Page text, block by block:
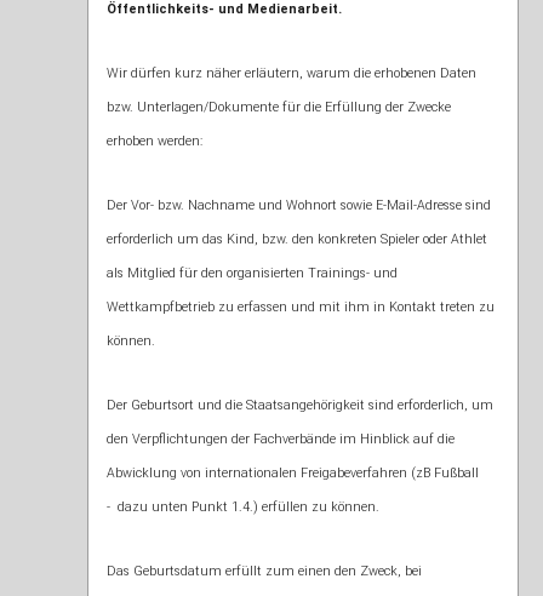
Öffentlichkeits- und Medienarbeit.
Wir dürfen kurz näher erläutern, warum die erhobenen Daten
bzw. Unterlagen/Dokumente für die Erfüllung der Zwecke
erhoben werden:
Der Vor- bzw. Nachname und Wohnort sowie E-Mail-Adresse sind
erforderlich um das Kind, bzw. den konkreten Spieler oder Athlet
als Mitglied für den organisierten Trainings- und
Wettkampfbetrieb zu erfassen und mit ihm in Kontakt treten zu
können.
Der Geburtsort und die Staatsangehörigkeit sind erforderlich, um
den Verpflichtungen der Fachverbände im Hinblick auf die
Abwicklung von internationalen Freigabeverfahren (zB Fußball
- dazu unten Punkt 1.4.) erfüllen zu können.
Das Geburtsdatum erfüllt zum einen den Zweck, bei